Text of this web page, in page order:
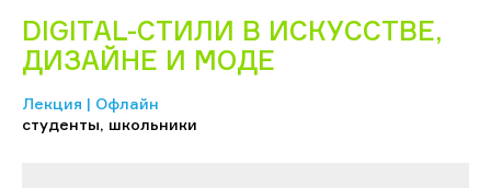
DIGITAL-СТИЛИ В ИСКУССТВЕ,
ДИЗАЙНЕ И МОДЕ
Лекция | Офлайн
студенты, школьники